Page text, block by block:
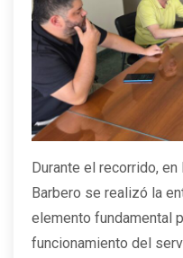
Durante el recorrido,
Barbero se realizó la
elemento fundamental
funcionamiento del